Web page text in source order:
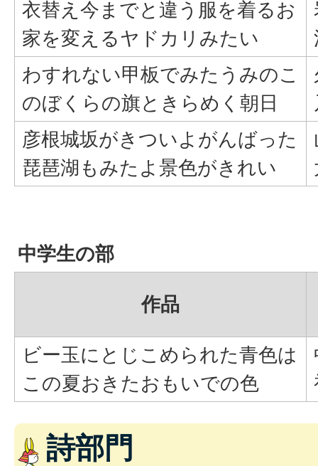
衣替え今までと違う服を着るお
家を変えるヤドカリみたい
わすれない甲板でみたうみのこ
のぼくらの旗ときらめく朝日
彦根城坂がきついよがんばった
琵琶湖もみたよ景色がきれい
中学生の部
作品
ビー玉にとじこめられた青色は
この夏おきたおもいでの色
詩部門